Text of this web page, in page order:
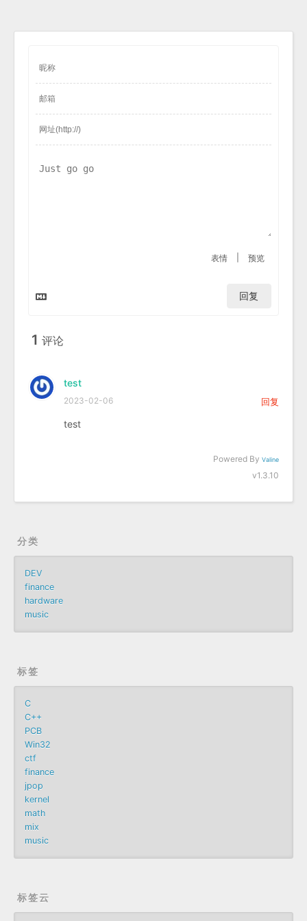
表情 预览
回复
1 评论
test
2023-02-06 回复
test
Powered By Valine
v1.3.10
分类
DEV
finance
hardware
music
标签
C
C++
PCB
Win32
ctf
finance
jpop
kernel
math
mix
music
标签云